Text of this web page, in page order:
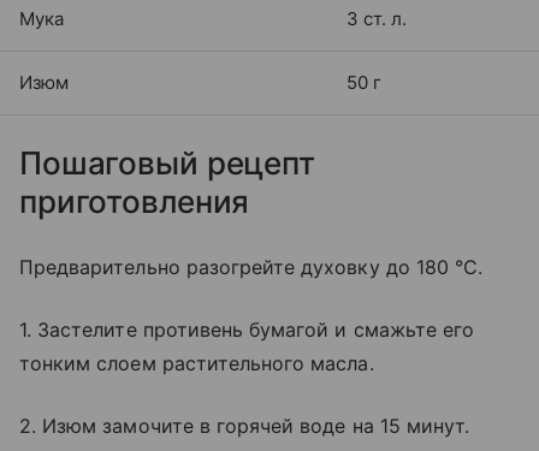
Мука 3 ст. л.
Изюм 50 г
Пошаговый рецепт
приготовления
Предварительно разогрейте духовку до 180 °С.
1. Застелите противень бумагой и смажьте его
тонким слоем растительного масла.
2. Изюм замочите в горячей воде на 15 минут.